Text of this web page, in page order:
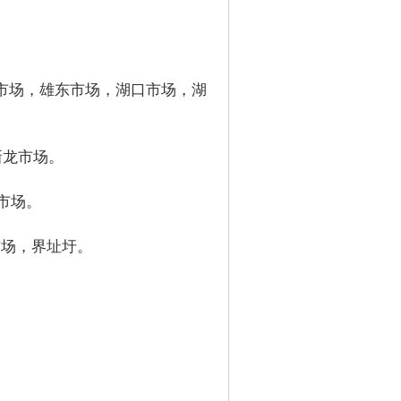
场，雄东市场，湖口市场，湖
市场。
场。
，界址圩。